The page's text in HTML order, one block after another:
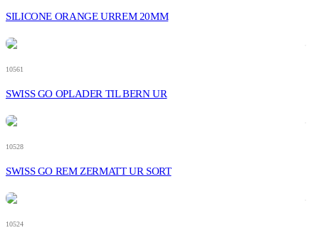
SILICONE ORANGE URREM 20MM
10561
SWISS GO OPLADER TIL BERN UR
10528
SWISS GO REM ZERMATT UR SORT
10524